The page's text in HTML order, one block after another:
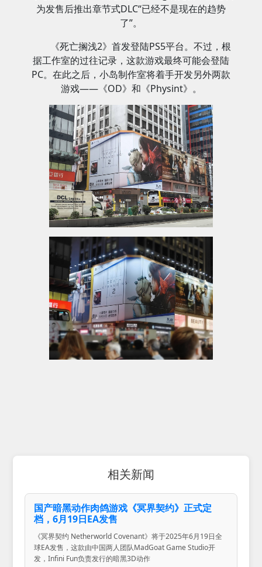
为发售后推出章节式DLC“已经不是现在的趋势
了”。
《死亡搁浅2》首发登陆PS5平台。不过，根
据工作室的过往记录，这款游戏最终可能会登陆
PC。在此之后，小岛制作室将着手开发另外两款
游戏——《OD》和《Physint》。
相关新闻
国产暗黑动作肉鸽游戏《冥界契约》正式定
档，6月19日EA发售
《冥界契约 Netherworld Covenant》将于2025年6月19日全
球EA发售，这款由中国两人团队MadGoat Game Studio开
发，Infini Fun负责发行的暗黑3D动作